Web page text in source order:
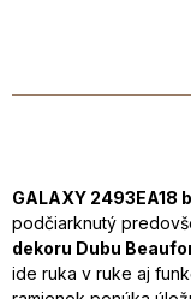
GALAXY
podčiarknutý
dekoru Dubu
ide ruka v ruke aj